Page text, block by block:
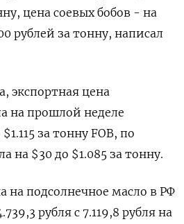
цена соевых бобов - на
рублей за тонну, написал
экспортная цена
на прошлой неделе
за тонну FOB, по
на $30 до $1.085 за тонну.
на подсолнечное масло в РФ
рубля с 7.119,8 рубля на